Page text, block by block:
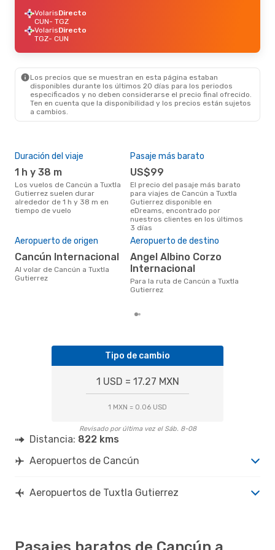
VolarisDirecto
CUN- TGZ
VolarisDirecto
TGZ- CUN
Los precios que se muestran en esta página estaban
disponibles durante los últimos 20 días para los periodos
especificados y no deben considerarse el precio final ofrecido.
Ten en cuenta que la disponibilidad y los precios están sujetos
a cambios.
Duración del viaje
1 h y 38 m
Los vuelos de Cancún a Tuxtla
Gutierrez suelen durar
alrededor de 1 h y 38 m en
tiempo de vuelo
Pasaje más barato
US$99
El precio del pasaje más barato
para viajes de Cancún a Tuxtla
Gutierrez disponible en
eDreams, encontrado por
nuestros clientes en los últimos
3 días
Aeropuerto de origen
Cancún Internacional
Al volar de Cancún a Tuxtla
Gutierrez
Aeropuerto de destino
Angel Albino Corzo
Internacional
Para la ruta de Cancún a Tuxtla
Gutierrez
Tipo de cambio
1 USD = 17.27 MXN
1 MXN = 0.06 USD
Revisado por última vez el Sáb. 8-08
Distancia: 822 kms
Aeropuertos de Cancún
Aeropuertos de Tuxtla Gutierrez